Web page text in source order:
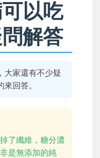
以吃
解答
大家還有不少疑
回答。
了纖維，糖分濃
是無添加的純